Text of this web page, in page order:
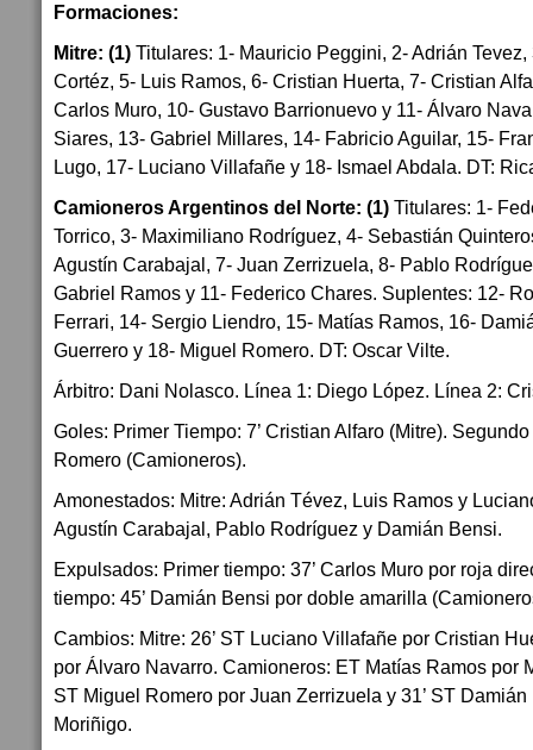
Formaciones:
Mitre: (1) Titulares: 1- Mauricio Peggini, 2- Adrián
Cortéz, 5- Luis Ramos, 6- Cristian Huerta, 7- Cristian
Carlos Muro, 10- Gustavo Barrionuevo y 11- Álvaro
Siares, 13- Gabriel Millares, 14- Fabricio Aguilar, 15-
Lugo, 17- Luciano Villafañe y 18- Ismael Abdala. DT:
Camioneros Argentinos del Norte: (1) Titulares: 1-
Torrico, 3- Maximiliano Rodríguez, 4- Sebastián
Agustín Carabajal, 7- Juan Zerrizuela, 8- Pablo
Gabriel Ramos y 11- Federico Chares. Suplentes: 12-
Ferrari, 14- Sergio Liendro, 15- Matías Ramos, 16-
Guerrero y 18- Miguel Romero. DT: Oscar Vilte.
Árbitro: Dani Nolasco. Línea 1: Diego López. Línea 2:
Goles: Primer Tiempo: 7’ Cristian Alfaro (Mitre).
Romero (Camioneros).
Amonestados: Mitre: Adrián Tévez, Luis Ramos y
Agustín Carabajal, Pablo Rodríguez y Damián Bensi.
Expulsados: Primer tiempo: 37’ Carlos Muro por roja
tiempo: 45’ Damián Bensi por doble amarilla
Cambios: Mitre: 26’ ST Luciano Villafañe por Cristian
por Álvaro Navarro. Camioneros: ET Matías Ramos por
ST Miguel Romero por Juan Zerrizuela y 31’ ST
Moriñigo.